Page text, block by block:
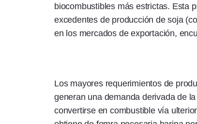
biocombustibles más estrictas. Esta
excedentes de producción de soja
en los mercados de exportación,
Los mayores requerimientos de
generan una demanda derivada de
convertirse en combustible vía